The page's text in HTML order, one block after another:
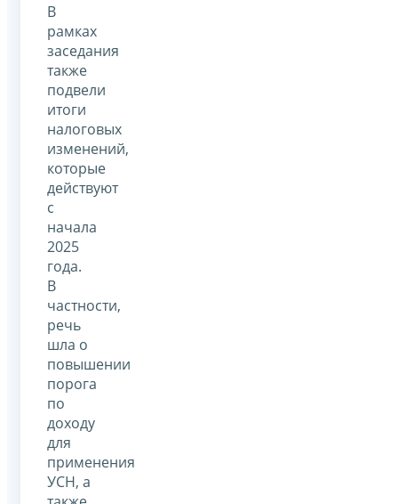
В
рамках
заседания
также
подвели
итоги
налоговых
изменений,
которые
действуют
с
начала
2025
года.
В
частности,
речь
шла о
повышении
порога
по
доходу
для
применения
УСН, а